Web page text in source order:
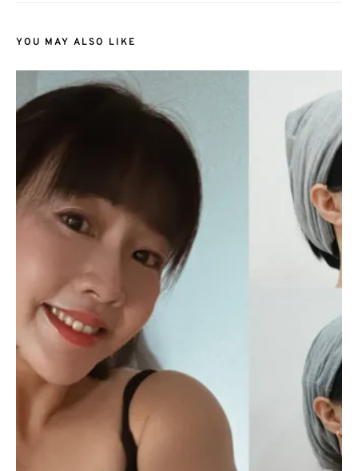
YOU MAY ALSO LIKE